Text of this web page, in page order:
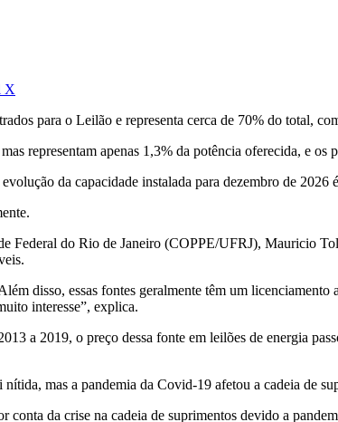
X
para o Leilão e representa cerca de 70% do total,
representam apenas 1,3% da potência oferecida, e
da capacidade instalada para dezembro de 2026
Federal do Rio de Janeiro (COPPE/UFRJ), Mauricio
disso, essas fontes geralmente têm um
interesse”, explica.
a 2019, o preço dessa fonte em leilões de energia
mas a pandemia da Covid-19 afetou a cadeia de
da crise na cadeia de suprimentos devido a